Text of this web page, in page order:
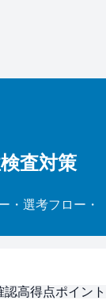
査対策
・選考フロー・
認高得点ポイント